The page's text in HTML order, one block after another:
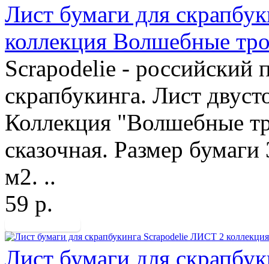
Лист бумаги для
коллекция Волшебные
Scrapodelie - российский
скрапбукинга. Лист
Коллекция "Волшебные
сказочная. Размер
м2. ..
59 р.
Лист бумаги для